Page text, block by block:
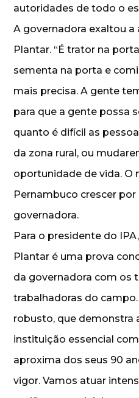
autoridades de todo o
A governadora exaltou a
Plantar. “É trator na
sementa na porta e
mais precisa. A gente
para que a gente possa
quanto é difícil as
da zona rural, ou
oportunidade de vida. O
Pernambuco crescer por
governadora.
Para o presidente do
Plantar é uma prova
da governadora com os
trabalhadoras do
robusto, que demonstra
instituição essencial
aproxima dos seus 90
vigor. Vamos atuar